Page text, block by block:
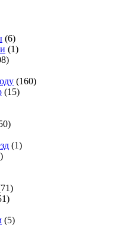
(6)
(1)
(160)
(15)
(1)
(5)